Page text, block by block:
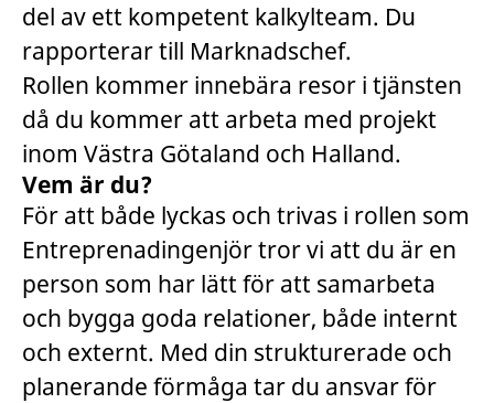
del av ett kompetent kalkylteam. Du
rapporterar till Marknadschef.
Rollen kommer innebära resor i tjänsten
då du kommer att arbeta med projekt
inom Västra Götaland och Halland.
Vem är du?
För att både lyckas och trivas i rollen som
Entreprenadingenjör tror vi att du är en
person som har lätt för att samarbeta
och bygga goda relationer, både internt
och externt. Med din strukturerade och
planerande förmåga tar du ansvar för